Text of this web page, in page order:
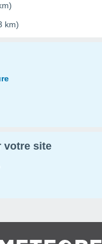
km)
votre site